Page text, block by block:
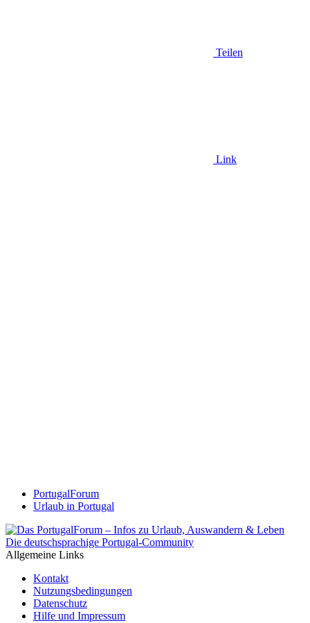
Teilen
Link
PortugalForum
Urlaub in Portugal
Die deutschsprachige Portugal-Community
Allgemeine Links
Kontakt
Nutzungsbedingungen
Datenschutz
Hilfe und Impressum